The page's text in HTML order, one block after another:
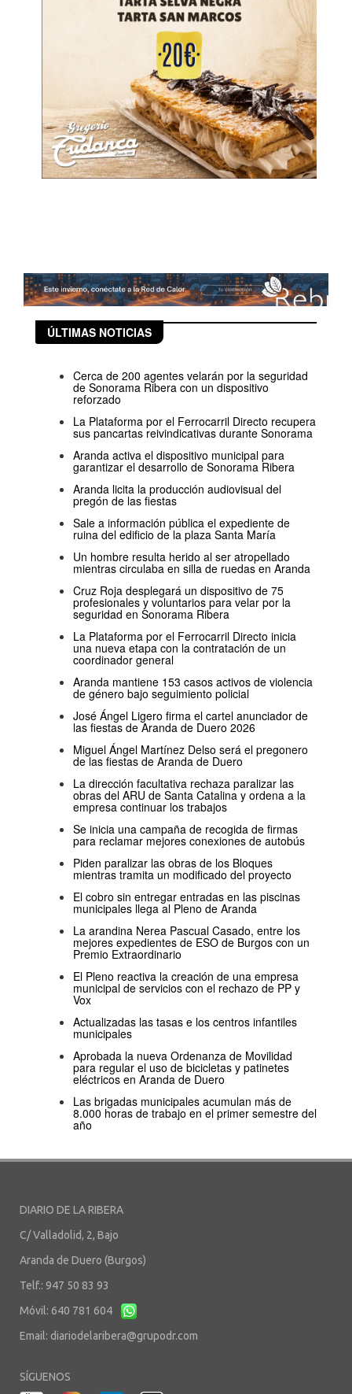
ÚLTIMAS NOTICIAS
Cerca de 200 agentes velarán por la seguridad
de Sonorama Ribera con un dispositivo
reforzado
La Plataforma por el Ferrocarril Directo recupera
sus pancartas reivindicativas durante Sonorama
Aranda activa el dispositivo municipal para
garantizar el desarrollo de Sonorama Ribera
Aranda licita la producción audiovisual del
pregón de las fiestas
Sale a información pública el expediente de
ruina del edificio de la plaza Santa María
Un hombre resulta herido al ser atropellado
mientras circulaba en silla de ruedas en Aranda
Cruz Roja desplegará un dispositivo de 75
profesionales y voluntarios para velar por la
seguridad en Sonorama Ribera
La Plataforma por el Ferrocarril Directo inicia
una nueva etapa con la contratación de un
coordinador general
Aranda mantiene 153 casos activos de violencia
de género bajo seguimiento policial
José Ángel Ligero firma el cartel anunciador de
las fiestas de Aranda de Duero 2026
Miguel Ángel Martínez Delso será el pregonero
de las fiestas de Aranda de Duero
La dirección facultativa rechaza paralizar las
obras del ARU de Santa Catalina y ordena a la
empresa continuar los trabajos
Se inicia una campaña de recogida de firmas
para reclamar mejores conexiones de autobús
Piden paralizar las obras de los Bloques
mientras tramita un modificado del proyecto
El cobro sin entregar entradas en las piscinas
municipales llega al Pleno de Aranda
La arandina Nerea Pascual Casado, entre los
mejores expedientes de ESO de Burgos con un
Premio Extraordinario
El Pleno reactiva la creación de una empresa
municipal de servicios con el rechazo de PP y
Vox
Actualizadas las tasas e los centros infantiles
municipales
Aprobada la nueva Ordenanza de Movilidad
para regular el uso de bicicletas y patinetes
eléctricos en Aranda de Duero
Las brigadas municipales acumulan más de
8.000 horas de trabajo en el primer semestre del
año
DIARIO DE LA RIBERA
C/ Valladolid, 2, Bajo
Aranda de Duero (Burgos)
Telf.: 947 50 83 93
Móvil: 640 781 604
Email: diariodelaribera@grupodr.com
SÍGUENOS